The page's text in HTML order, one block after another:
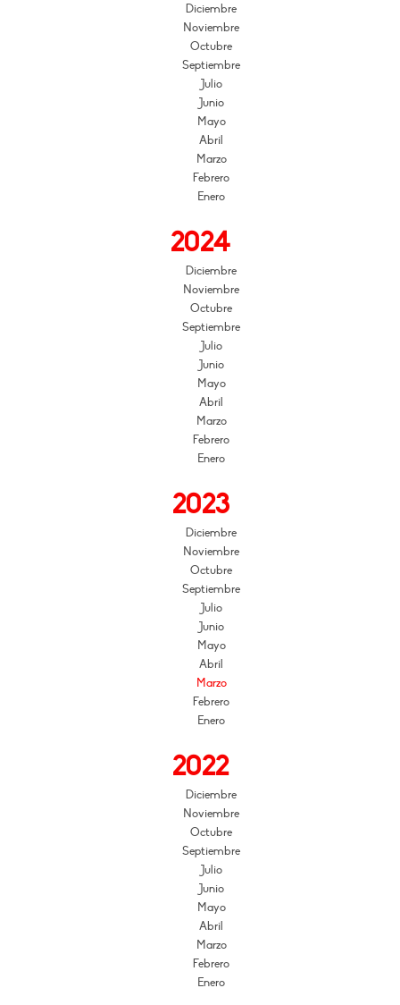
Diciembre
Noviembre
Octubre
Septiembre
Julio
Junio
Mayo
Abril
Marzo
Febrero
Enero
2024
Diciembre
Noviembre
Octubre
Septiembre
Julio
Junio
Mayo
Abril
Marzo
Febrero
Enero
2023
Diciembre
Noviembre
Octubre
Septiembre
Julio
Junio
Mayo
Abril
Marzo
Febrero
Enero
2022
Diciembre
Noviembre
Octubre
Septiembre
Julio
Junio
Mayo
Abril
Marzo
Febrero
Enero